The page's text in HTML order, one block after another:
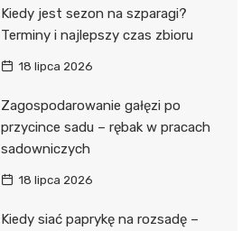
Kiedy jest sezon na szparagi?
Terminy i najlepszy czas zbioru
18 lipca 2026
Zagospodarowanie gałęzi po
przycince sadu – rębak w pracach
sadowniczych
18 lipca 2026
Kiedy siać paprykę na rozsadę –